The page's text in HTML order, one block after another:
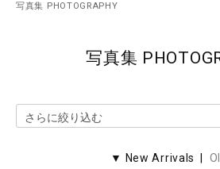
写真集 PHOTOGRAPHY
写真集
▼ New Arrivals |